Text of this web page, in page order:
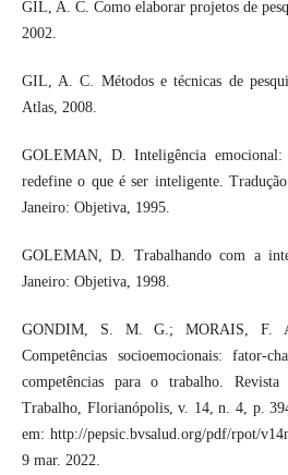
GIL, A. C. Como elaborar projetos de
2002.
GIL, A. C. Métodos e técnicas de
Atlas, 2008.
GOLEMAN, D. Inteligência
redefine o que é ser inteligente.
Janeiro: Objetiva, 1995.
GOLEMAN, D. Trabalhando com a
Janeiro: Objetiva, 1998.
GONDIM, S. M. G.; MORAIS, F.
Competências socioemocionais: fator-
competências para o trabalho. Revista
Trabalho, Florianópolis, v. 14, n. 4, p.
em: http://pepsic.bvsalud.org/pdf/rpot/
9 mar. 2022.